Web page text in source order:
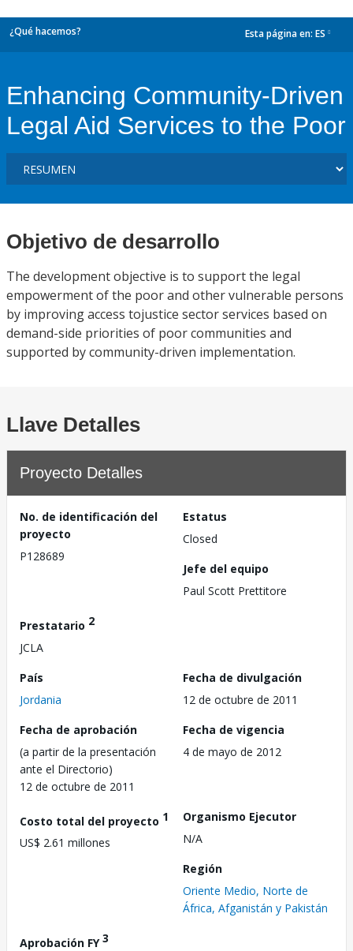
¿Qué hacemos? Esta página en: ES
Enhancing Community-Driven
Legal Aid Services to the Poor
Objetivo de desarrollo
The development objective is to support the legal
empowerment of the poor and other vulnerable persons
by improving access tojustice sector services based on
demand-side priorities of poor communities and
supported by community-driven implementation.
Llave Detalles
Proyecto Detalles
No. de identificación del
proyecto
P128689
Estatus
Closed
Jefe del equipo
Paul Scott Prettitore
Prestatario 2
JCLA
País
Jordania
Fecha de divulgación
12 de octubre de 2011
Fecha de aprobación
(a partir de la presentación
ante el Directorio)
12 de octubre de 2011
Fecha de vigencia
4 de mayo de 2012
Costo total del proyecto 1
US$ 2.61 millones
Organismo Ejecutor
N/A
Región
Oriente Medio, Norte de
África, Afganistán y Pakistán
Aprobación FY3